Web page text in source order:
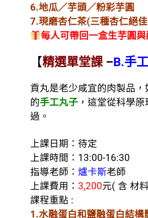
6.地瓜／芋頭／粉彩芋圓
7.現磨杏仁茶(三種杏仁絕
每人可帶回一盒生芋圓
【精選單堂課–B.手
貢丸是老少咸宜的肉製品
的手工丸子 ，這堂從科學
過。
上課日期： 待定
上課時間：13:00-16:30
指導老師： 爐卡斯老師
上課費用： 3,200元( 含 材
課程重點 :
1.水融蛋白和鹽融蛋白結構